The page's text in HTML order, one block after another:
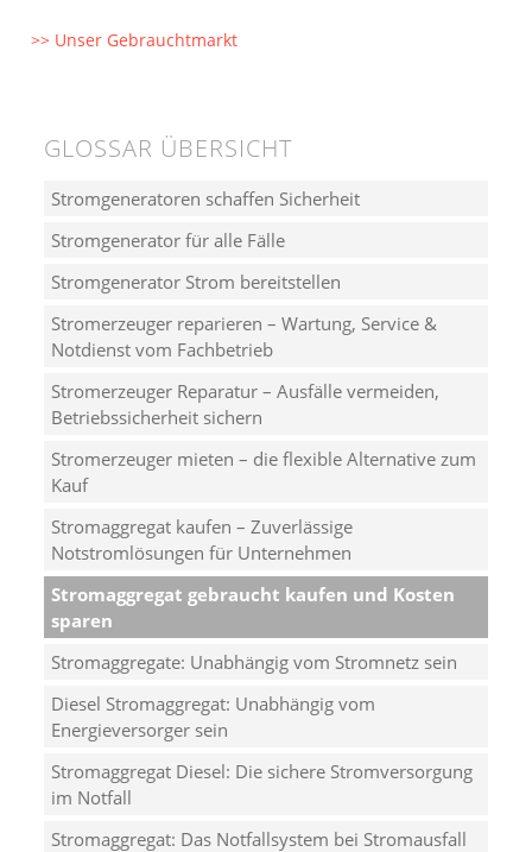
>> Unser Gebrauchtmarkt
GLOSSAR ÜBERSICHT
Stromgeneratoren schaffen Sicherheit
Stromgenerator für alle Fälle
Stromgenerator Strom bereitstellen
Stromerzeuger reparieren – Wartung, Service &
Notdienst vom Fachbetrieb
Stromerzeuger Reparatur – Ausfälle vermeiden,
Betriebssicherheit sichern
Stromerzeuger mieten – die flexible Alternative zum
Kauf
Stromaggregat kaufen – Zuverlässige
Notstromlösungen für Unternehmen
Stromaggregat gebraucht kaufen und Kosten
sparen
Stromaggregate: Unabhängig vom Stromnetz sein
Diesel Stromaggregat: Unabhängig vom
Energieversorger sein
Stromaggregat Diesel: Die sichere Stromversorgung
im Notfall
Stromaggregat: Das Notfallsystem bei Stromausfall